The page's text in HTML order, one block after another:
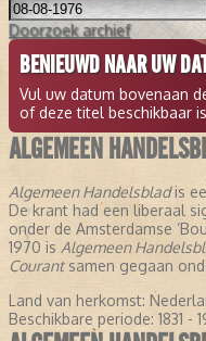
Doorzoek archief
BENIEUWD NAAR UW
Vul uw datum bovenaan
of deze titel beschikbaar
ALGEMEEN
Algemeen Handelsbladis
De krant had een liberaal
onder de Amsterdamse
1970 is Algemeen
Courantsamen gegaan
Land van herkomst:
Beschikbare periode: 1831 -